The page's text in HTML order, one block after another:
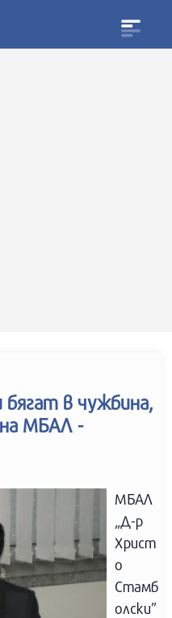
в чужбина,
МБАЛ -
МБАЛ
„Д-р
Христ
о
Стамб
олски”